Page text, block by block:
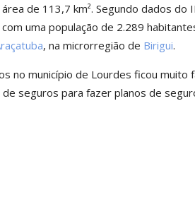
de 113,7 km². Segundo dados do
uma população de 2.289
, na microrregião de Birigui.
no município de Lourdes ficou muito
seguros para fazer planos de